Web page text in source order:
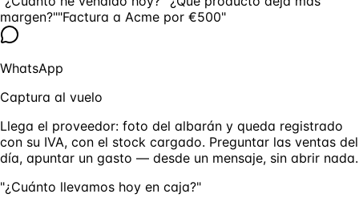
margen?""Factura a Acme por €500"
WhatsApp
Captura al vuelo
Llega el proveedor: foto del albarán y queda registrado
con su IVA, con el stock cargado. Preguntar las ventas del
día, apuntar un gasto — desde un mensaje, sin abrir nada.
"¿Cuánto llevamos hoy en caja?"